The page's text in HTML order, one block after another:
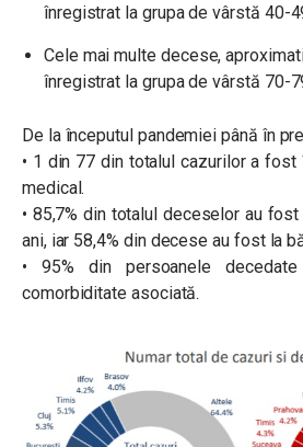
înregistrat la grupa de vârstă 40-
Cele mai multe decese,
înregistrat la grupa de vârstă 70-
De la începutul pandemiei până în
• 1 din 77 din totalul cazurilor a
medical.
• 85,7% din totalul deceselor au
ani, iar 58,4% din decese au fost la
• 95% din persoanele
comorbiditate asociată.